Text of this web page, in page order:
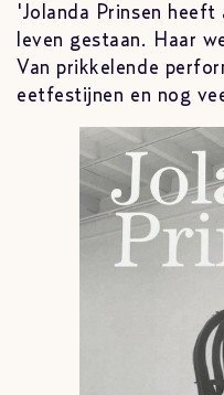
'Jolanda Prinsen
leven gestaan. Haar
Van prikkelende
eetfestijnen en nog